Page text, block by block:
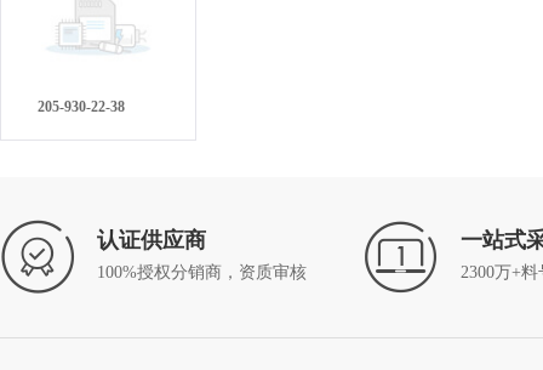
205-930-22-38
认证供应商
100%授权分销商，资质审核
一站式
2300万+